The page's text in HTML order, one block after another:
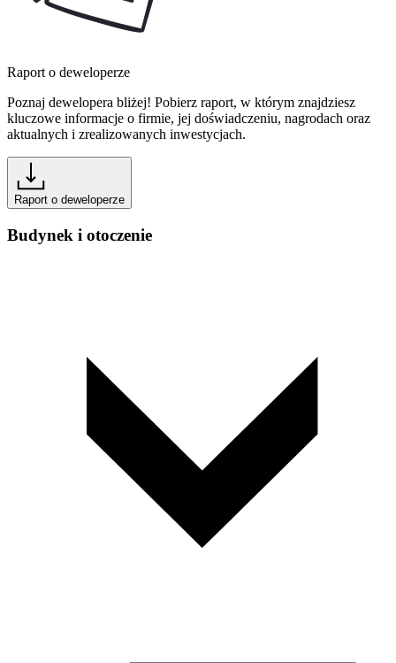
Raport o deweloperze
Poznaj dewelopera bliżej! Pobierz raport, w którym znajdziesz
kluczowe informacje o firmie, jej doświadczeniu, nagrodach oraz
aktualnych i zrealizowanych inwestycjach.
Raport o deweloperze
Budynek i otoczenie